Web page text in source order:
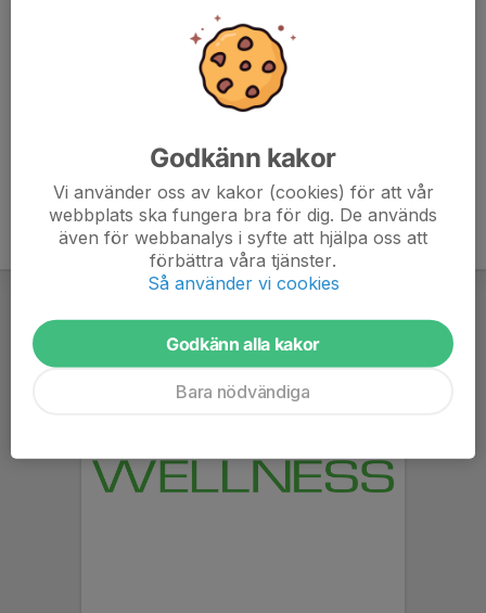
Godkänn kakor
Vi använder oss av kakor (cookies) för att vår
webbplats ska fungera bra för dig. De används
även för webbanalys i syfte att hjälpa oss att
förbättra våra tjänster.
Så använder vi cookies
Godkänn alla kakor
Bara nödvändiga